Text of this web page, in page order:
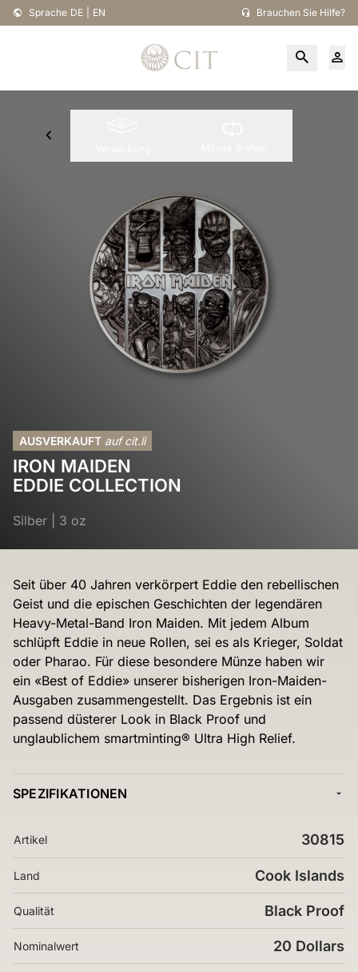
Sprache DE EN Brauchen Sie Hilfe?
AUSVERKAUFT auf cit.li
IRON MAIDEN
EDDIE COLLECTION
Silber 3 oz
Seit über 40 Jahren verkörpert Eddie den rebellischen
Geist und die epischen Geschichten der legendären
Heavy-Metal-Band Iron Maiden. Mit jedem Album
schlüpft Eddie in neue Rollen, sei es als Krieger, Soldat
oder Pharao. Für diese besondere Münze haben wir
ein «Best of Eddie» unserer bisherigen Iron-Maiden-
Ausgaben zusammengestellt. Das Ergebnis ist ein
passend düsterer Look in Black Proof und
unglaublichem smartminting® Ultra High Relief.
SPEZIFIKATIONEN
Artikel 30815
Land Cook Islands
Qualität Black Proof
Nominalwert 20 Dollars